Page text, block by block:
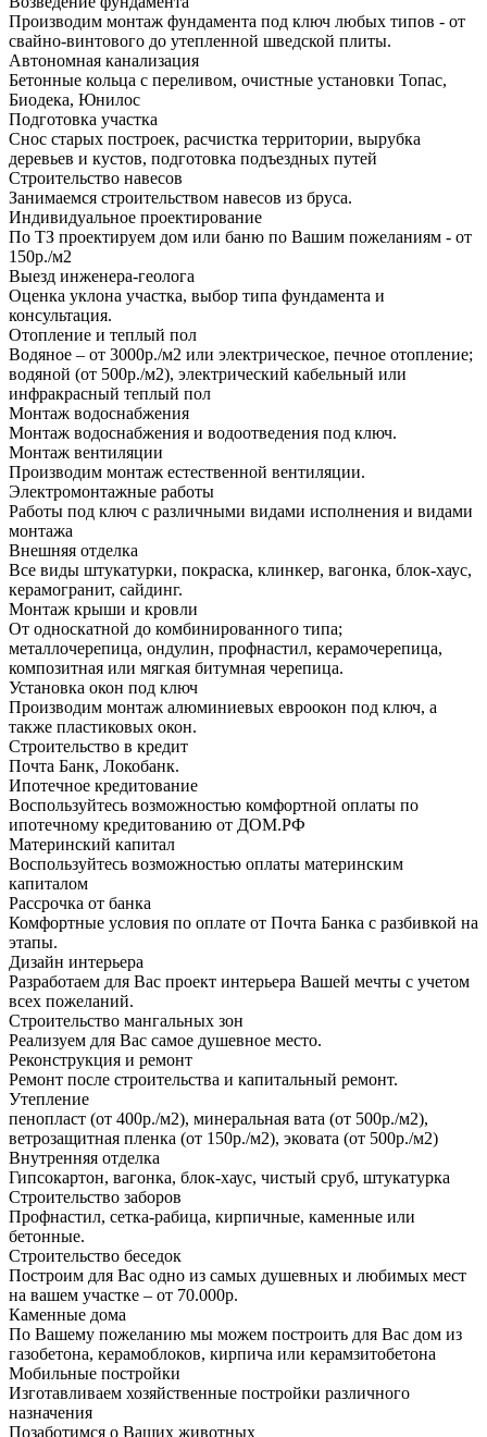
Производим монтаж фундамента под ключ любых типов - от
свайно-винтового до утепленной шведской плиты.
Автономная канализация
Бетонные кольца с переливом, очистные установки Топас,
Биодека, Юнилос
Подготовка участка
Снос старых построек, расчистка территории, вырубка
деревьев и кустов, подготовка подъездных путей
Строительство навесов
Занимаемся строительством навесов из бруса.
Индивидуальное проектирование
По ТЗ проектируем дом или баню по Вашим пожеланиям - от
150р./м2
Выезд инженера-геолога
Оценка уклона участка, выбор типа фундамента и
консультация.
Отопление и теплый пол
Водяное – от 3000р./м2 или электрическое, печное отопление;
водяной (от 500р./м2), электрический кабельный или
инфракрасный теплый пол
Монтаж водоснабжения
Монтаж водоснабжения и водоотведения под ключ.
Монтаж вентиляции
Производим монтаж естественной вентиляции.
Электромонтажные работы
Работы под ключ с различными видами исполнения и видами
монтажа
Внешняя отделка
Все виды штукатурки, покраска, клинкер, вагонка, блок-хаус,
керамогранит, сайдинг.
Монтаж крыши и кровли
От односкатной до комбинированного типа;
металлочерепица, ондулин, профнастил, керамочерепица,
композитная или мягкая битумная черепица.
Установка окон под ключ
Производим монтаж алюминиевых евроокон под ключ, а
также пластиковых окон.
Строительство в кредит
Почта Банк, Локобанк.
Ипотечное кредитование
Воспользуйтесь возможностью комфортной оплаты по
ипотечному кредитованию от ДОМ.РФ
Материнский капитал
Воспользуйтесь возможностью оплаты материнским
капиталом
Рассрочка от банка
Комфортные условия по оплате от Почта Банка с разбивкой на
этапы.
Дизайн интерьера
Разработаем для Вас проект интерьера Вашей мечты с учетом
всех пожеланий.
Строительство мангальных зон
Реализуем для Вас самое душевное место.
Реконструкция и ремонт
Ремонт после строительства и капитальный ремонт.
Утепление
пенопласт (от 400р./м2), минеральная вата (от 500р./м2),
ветрозащитная пленка (от 150р./м2), эковата (от 500р./м2)
Внутренняя отделка
Гипсокартон, вагонка, блок-хаус, чистый сруб, штукатурка
Строительство заборов
Профнастил, сетка-рабица, кирпичные, каменные или
бетонные.
Строительство беседок
Построим для Вас одно из самых душевных и любимых мест
на вашем участке – от 70.000р.
Каменные дома
По Вашему пожеланию мы можем построить для Вас дом из
газобетона, керамоблоков, кирпича или керамзитобетона
Мобильные постройки
Изготавливаем хозяйственные постройки различного
назначения
Позаботимся о Ваших животных